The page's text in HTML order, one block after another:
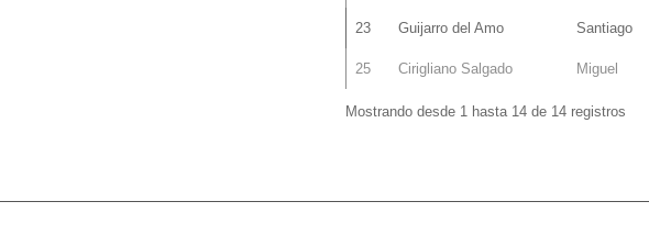
23 Guijarro del Amo Santiago
25 Cirigliano Salgado Miguel
Mostrando desde 1 hasta 14 de 14 registros